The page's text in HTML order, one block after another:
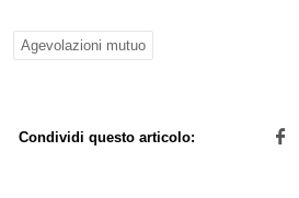
Agevolazioni mutuo
Condividi questo articolo: